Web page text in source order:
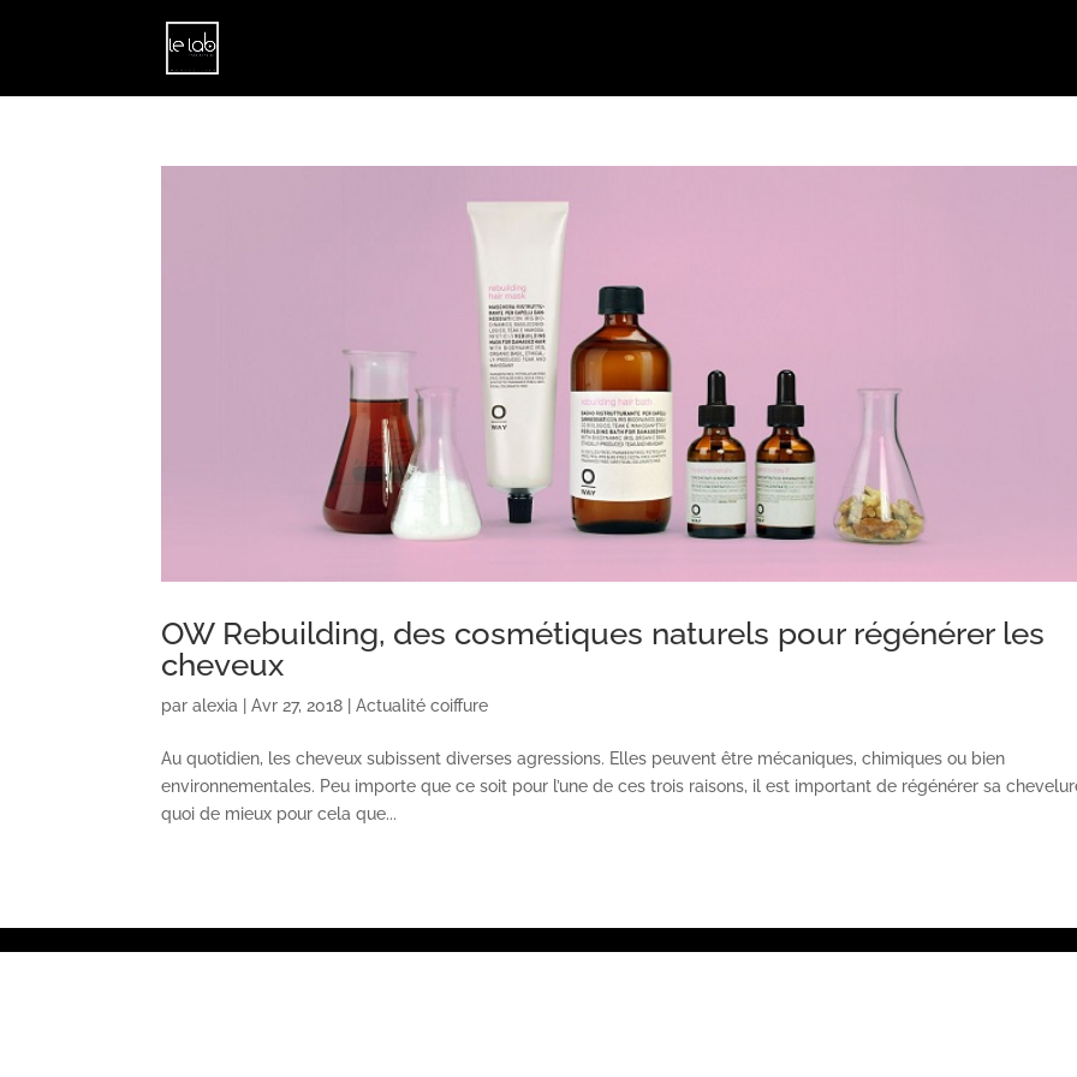
OW Rebuilding, des cosmétiques naturels pour régénérer les
cheveux
paralexia |Avr 27, 2018 |Actualité coiffure
Au quotidien, les cheveux subissent diverses agressions. Elles peuvent être mécaniques, chimiques ou bien
environnementales. Peu importe que ce soit pour l’une de ces trois raisons, il est important de régénérer sa
quoi de mieux pour cela que...